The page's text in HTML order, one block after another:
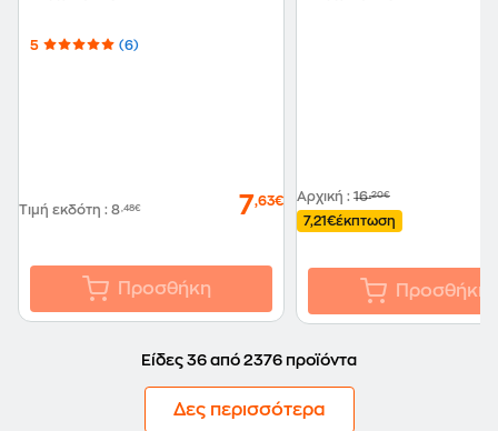
5 (6)
Τιμή εκδότη : 8,48€ 7,63€
Προσθήκη
Αρχική : 16,20€
7,21€έκπτωση
Προσθήκη
Είδες 36 από 2376 προϊόντα
Δες περισσότερα